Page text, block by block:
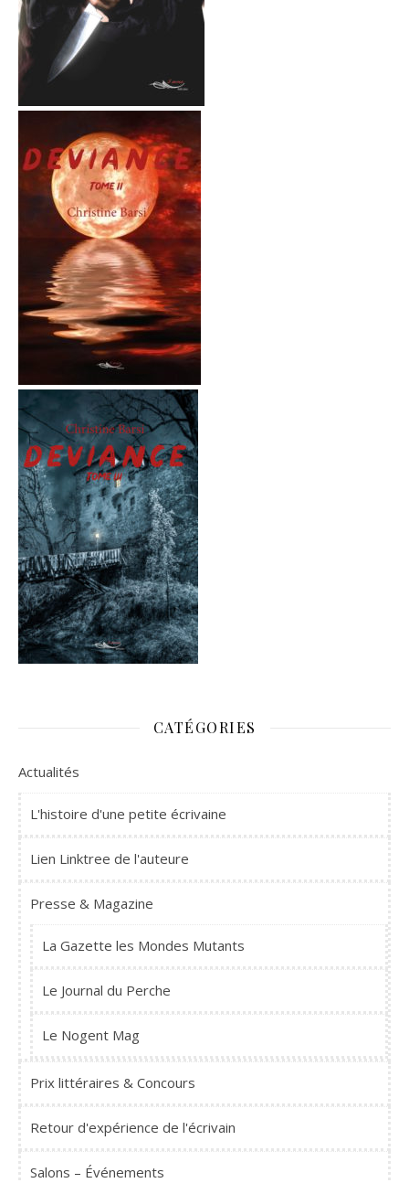
CATÉGORIES
Actualités
L'histoire d'une petite écrivaine
Lien Linktree de l'auteure
Presse & Magazine
La Gazette les Mondes Mutants
Le Journal du Perche
Le Nogent Mag
Prix littéraires & Concours
Retour d'expérience de l'écrivain
Salons – Événements